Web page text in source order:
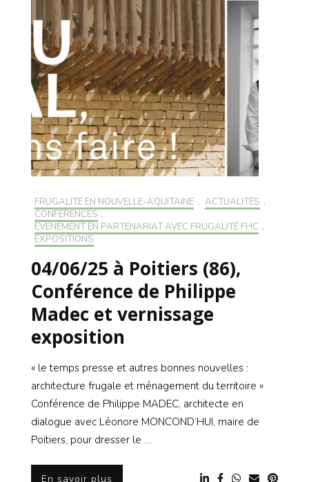
FRUGALITÉ EN NOUVELLE-AQUITAINE , ACTUALITÉS ,
CONFÉRENCES ,
EVÉNEMENT EN PARTENARIAT AVEC FRUGALITÉ FHC ,
EXPOSITIONS
04/06/25 à Poitiers (86),
Conférence de Philippe
Madec et vernissage
exposition
« le temps presse et autres bonnes nouvelles :
architecture frugale et ménagement du territoire »
Conférence de Philippe MADEC, architecte en
dialogue avec Léonore MONCOND’HUI, maire de
Poitiers, pour dresser le …
En savoir plus